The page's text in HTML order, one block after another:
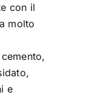
con il
molto
e